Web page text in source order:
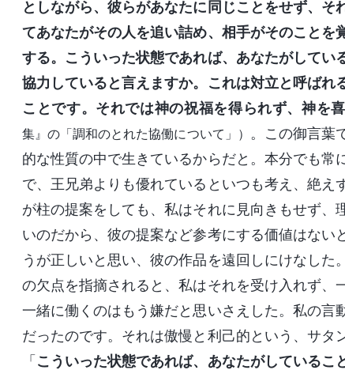
としながら、彼らがあなたに同じことをせず、
てあなたがその人を追い詰め、相手がそのこと
する。こういった状態であれば、あなたがして
協力していると言えますか。これは対立と呼ば
ことです。それでは神の祝福を得られず、神を
集』の「調和のとれた協働について」） 。この御言葉
的な性質の中で生きているからだと。本分でも
で、王兄弟よりも優れているといつも考え、絶
が柱の提案をしても、私はそれに見向きもせず
いのだから、彼の提案など参考にする価値はな
うが正しいと思い、彼の作品を遠回しにけなし
の欠点を指摘されると、私はそれを受け入れず、
一緒に働くのはもう嫌だと思いさえした。私の
だったのです。それは傲慢と利己的という、サタ
「 こういった状態であれば、あなたがしている